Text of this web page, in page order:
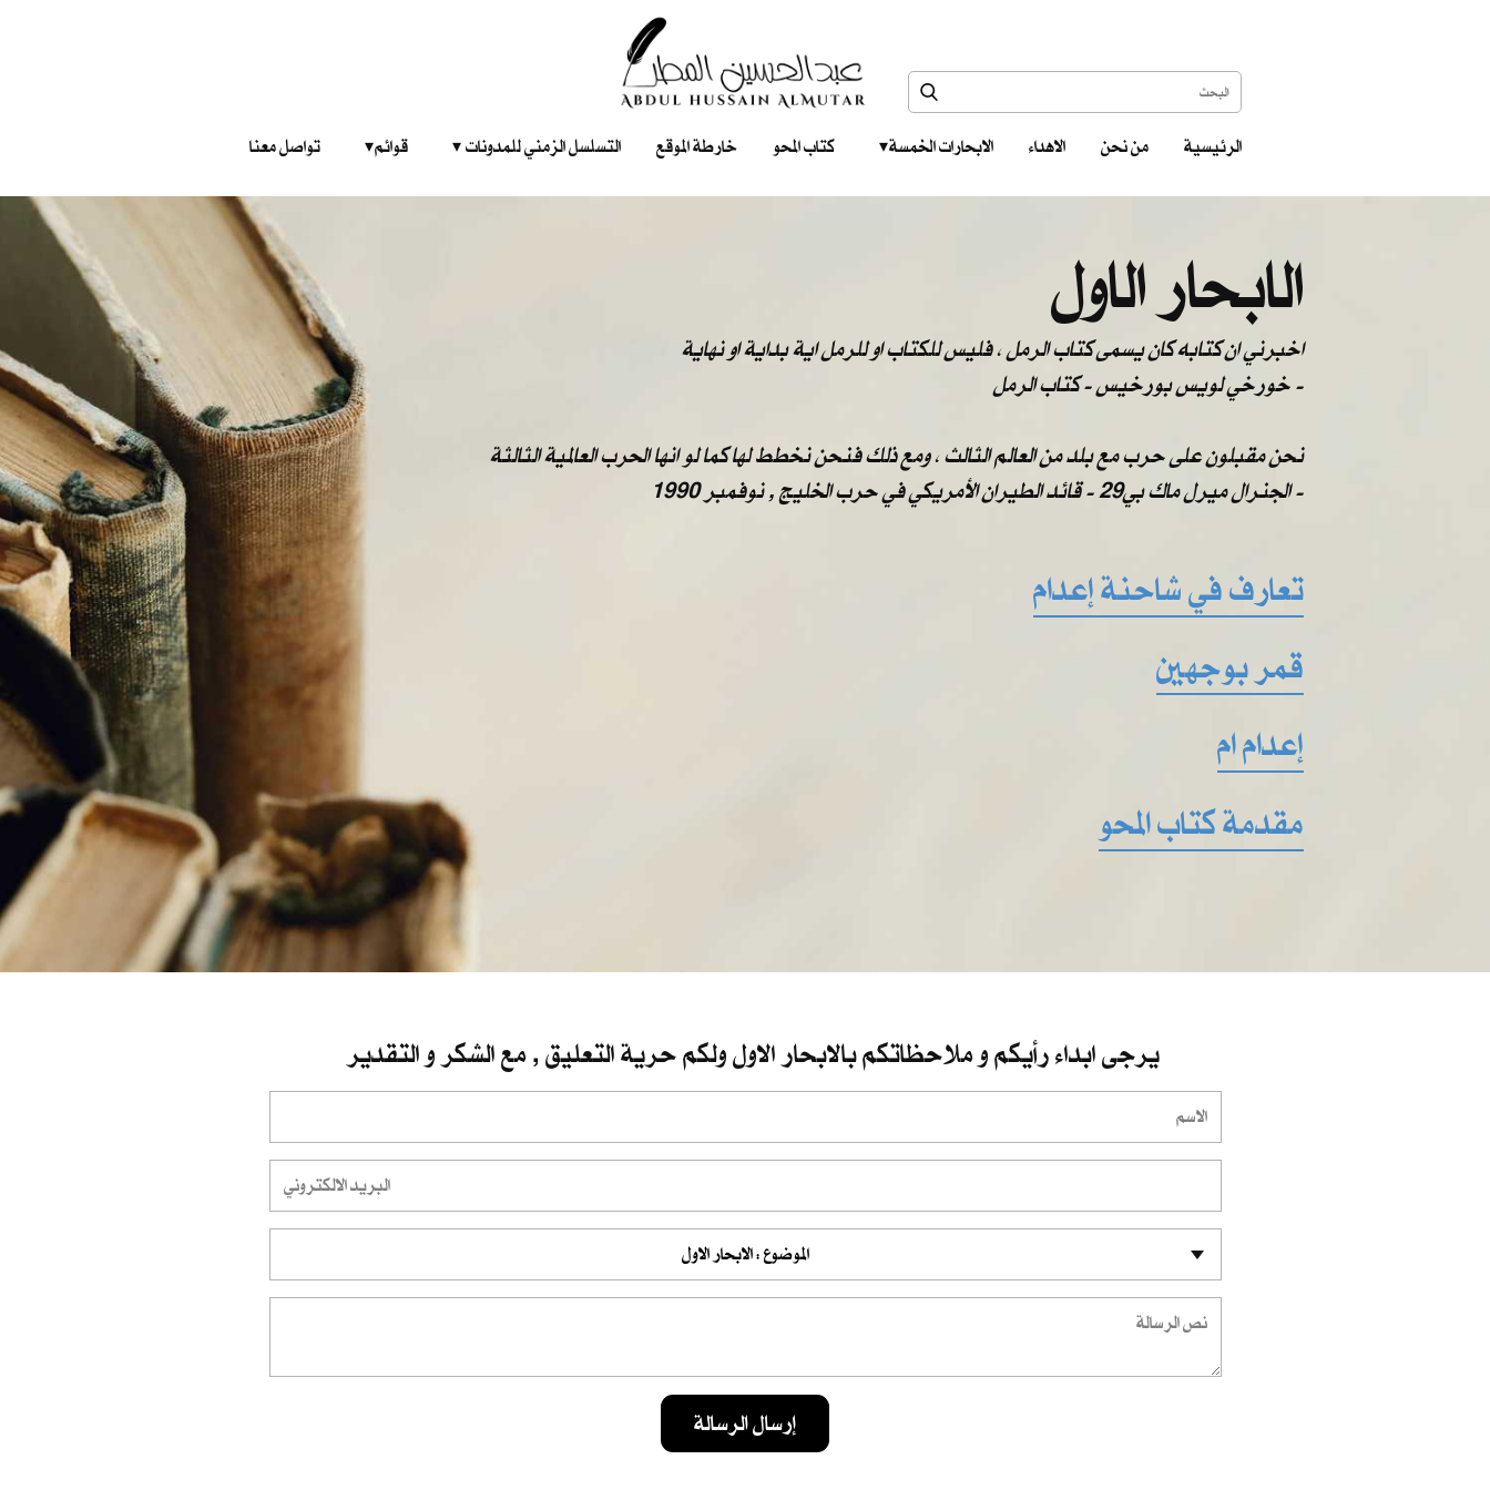
الرئيسية من نحن الاهداء الابحارات الخمسة ‎ ‎ ‎ كتاب المحو خارطة الموقع التسلسل الزمني للمدونات‎ ‎ ‎ ‎ ‎ قوائم‎ ‎ ‎ ‎ تواصل معنا
الابحار الاول
اخبرني ان كتابه كان يسمى كتاب الرمل ، فليس للكتاب او للرمل اية بداية او نهاية
خورخي لويس بورخيس - كتاب الرمل -
نحن مقبلون على حرب مع بلد من العالم الثالث ، ومع ذلك فنحن نخطط لها كما لو انها الحرب العالمية الثالثة
الجنرال ميرل ماك بي29 - قائد الطيران الأمريكي في حرب الخليج , نوفمبر 1990 -
تعارف في شاحنة إعدام
قمر بوجهين
إعدام ام
مقدمة كتاب المحو
يرجى ابداء رأيكم و ملاحظاتكم بالابحار الاول ولكم حرية التعليق , مع الشكر و التقدير
إرسال الرسالة